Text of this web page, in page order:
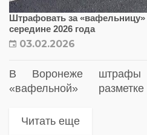
Штрафовать за
середине 2026 года
03.02.2026
В Воронеже штрафы
«вафельной»
Читать еще